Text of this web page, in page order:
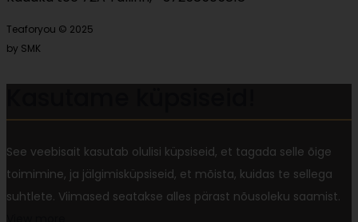
Teaforyou © 2025
by SMK
See veebisait kasutab olulisi küpsiseid, et tagada selle õige
toimimine, ja jälgimisküpsiseid, et mõista, kuidas te sellega
suhtlete. Viimased seatakse alles pärast nõusoleku saamist.